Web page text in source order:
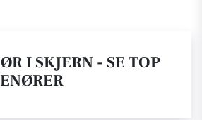
I SKJERN - SE TOP